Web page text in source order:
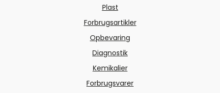
Plast
Forbrugsartikler
Opbevaring
Diagnostik
Kemikalier
Forbrugsvarer